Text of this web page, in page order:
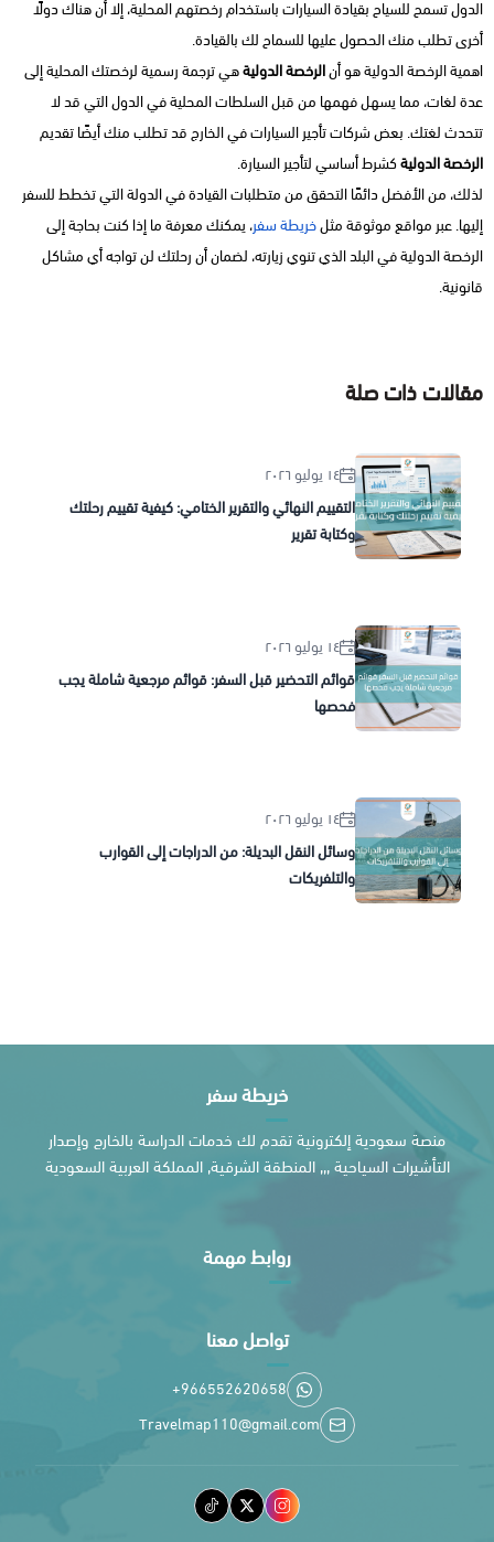
الدول تسمح للسياح بقيادة السيارات باستخدام رخصتهم المحلية، إلا أن هناك دولًا
أخرى تطلب منك الحصول عليها للسماح لك بالقيادة.
اهمية الرخصة الدولية هو أنالرخصة الدوليةهي ترجمة رسمية لرخصتك المحلية إلى
عدة لغات، مما يسهل فهمها من قبل السلطات المحلية في الدول التي قد لا
تتحدث لغتك. بعض شركات تأجير السيارات في الخارج قد تطلب منك أيضًا تقديم
الرخصة الدوليةكشرط أساسي لتأجير السيارة.
لذلك، من الأفضل دائمًا التحقق من متطلبات القيادة في الدولة التي تخطط للسفر
إليها. عبر مواقع موثوقة مثلخريطة سفر، يمكنك معرفة ما إذا كنت بحاجة إلى
الرخصة الدولية في البلد الذي تنوي زيارته، لضمان أن رحلتك لن تواجه أي مشاكل
قانونية.
مقالات ذات صلة
١٤ يوليو ٢٠٢٦
التقييم النهائي والتقرير الختامي: كيفية تقييم رحلتك
وكتابة تقرير
١٤ يوليو ٢٠٢٦
قوائم التحضير قبل السفر: قوائم مرجعية شاملة يجب
فحصها
١٤ يوليو ٢٠٢٦
وسائل النقل البديلة: من الدراجات إلى القوارب
والتلفريكات
خريطة سفر
منصة سعودية إلكترونية تقدم لك خدمات الدراسة بالخارج وإصدار
التأشيرات السياحية ,,, المنطقة الشرقية, المملكة العربية السعودية
روابط مهمة
تواصل معنا
+966552620658
Travelmap110@gmail.com